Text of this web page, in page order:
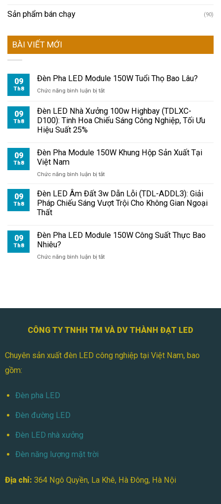
Sản phẩm bán chạy (90)
BÀI VIẾT MỚI
09
Th8
Đèn Pha LED Module 150W Tuổi Thọ Bao Lâu?
Chức năng bình luận bị tắtở
Pha
LED
Module
Thọ
09
Th8
Đèn LED Nhà Xưởng 100w Highbay (TDLXC-
D100): Tinh Hoa Chiếu Sáng Công Nghiệp, Tối Ưu
Hiệu Suất 25%
09
Th8
Đèn Pha Module 150W Khung Hộp Sản Xuất Tại
Việt Nam
Chức năng bình luận bị tắtở
Pha
Module
150W
Sản
09
Th8
Đèn LED Âm Đất 3w Dẫn Lỗi (TDL-ADDL3): Giải
Pháp Chiếu Sáng Vượt Trội Cho Không Gian Ngoại
Thất
09
Th8
Đèn Pha LED Module 150W Công Suất Thực Bao
Nhiêu?
Chức năng bình luận bị tắtở
Công
Thực
CÔNG TY TNHH TM VÀ DV THÀNH ĐẠT LED
Chuyên sản xuất đèn LED công nghiệp tại Việt Nam, bao
gồm:
Đèn pha LED
Đèn đường LED
Đèn LED nhà xưởng
Đèn năng lượng mặt trời
Địa chỉ: 364 Ngô Quyền, La Khê, Hà Đông, Hà Nội